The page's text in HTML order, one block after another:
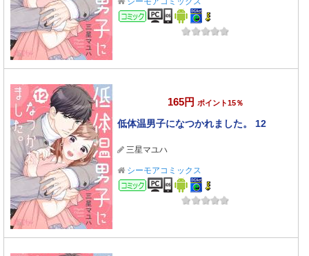
コミック
165円 ポイント15％
低体温男子になつかれました。 12
三星マユハ
シーモアコミックス
コミック